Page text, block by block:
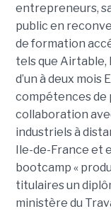
entrepreneurs,
public en
de formation
tels que Airtable,
d’un à deux mois
compétences de
collaboration
industriels à
Ile-de-France et
bootcamp «
titulaires un
ministère du